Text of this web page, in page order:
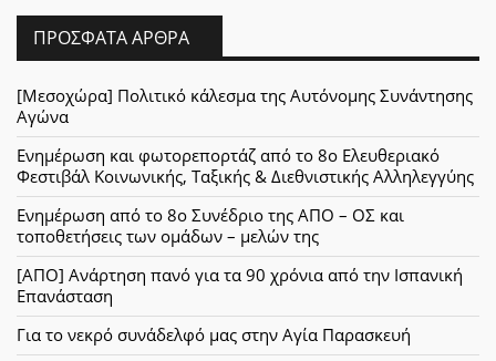
ΠΡΌΣΦΑΤΑ ΆΡΘΡΑ
[Μεσοχώρα] Πολιτικό κάλεσμα της Αυτόνομης Συνάντησης
Αγώνα
Ενημέρωση και φωτορεπορτάζ από το 8ο Ελευθεριακό
Φεστιβάλ Κοινωνικής, Ταξικής & Διεθνιστικής Αλληλεγγύης
Ενημέρωση από το 8ο Συνέδριο της ΑΠΟ – ΟΣ και
τοποθετήσεις των ομάδων – μελών της
[ΑΠΟ] Ανάρτηση πανό για τα 90 χρόνια από την Ισπανική
Επανάσταση
Για το νεκρό συνάδελφό μας στην Αγία Παρασκευή